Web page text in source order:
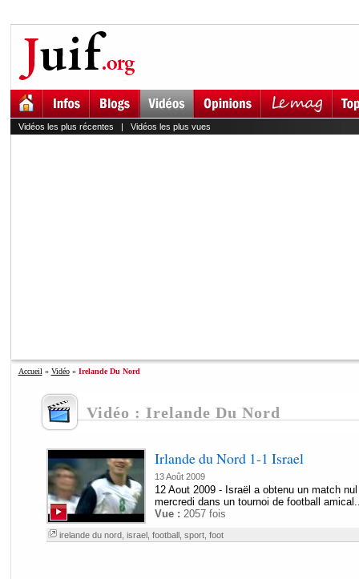
Vidéos les plus récentes | Vidéos les plus vues
Accueil » Vidéo» Irelande Du Nord
Vidéo : Irelande Du Nord
Irlande du Nord 1-1 Israel
13 Août 2009
12 Aout 2009 - Israël a obtenu un match
mercredi dans un tournoi de football
Vue : 2057 fois
irelande du nord, israel, football, sport, foot